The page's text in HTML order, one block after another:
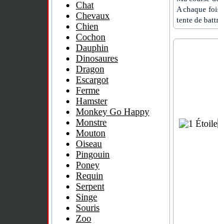
A chaque
tente de
Chat
Chevaux
Chien
Cochon
Dauphin
Dinosaures
Dragon
Escargot
Ferme
Hamster
Monkey Go Happy
Monstre
Mouton
Oiseau
Pingouin
Poney
Requin
Serpent
Singe
Souris
Zoo